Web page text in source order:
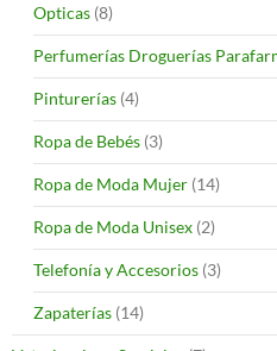
Opticas (8)
Perfumerías Droguerías
Pinturerías (4)
Ropa de Bebés (3)
Ropa de Moda Mujer (14)
Ropa de Moda Unisex (2)
Telefonía y Accesorios (3)
Zapaterías (14)